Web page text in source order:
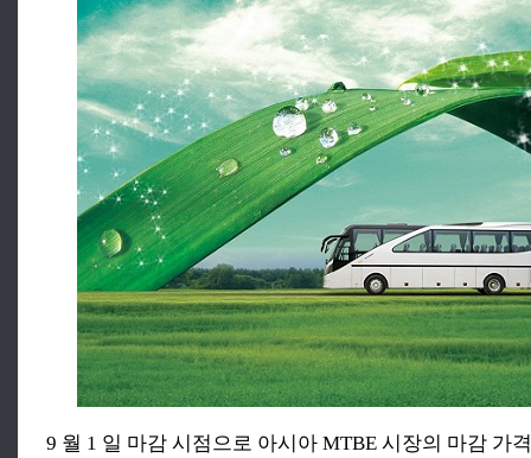
9 월 1 일 마감 시점으로 아시아 MTBE 시장의 마감 가